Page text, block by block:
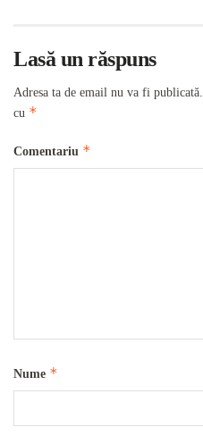
Lasă un răspuns
Adresa ta de email nu va fi publicată.
cu *
Comentariu *
Nume *